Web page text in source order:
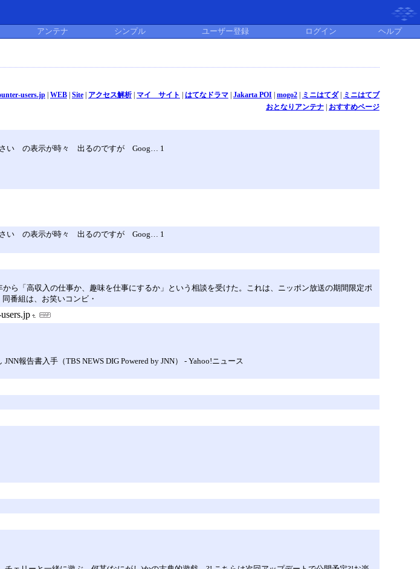
アンテナ シンプル ユーザー登録 ログイン ヘルプ
users.jp| WEB| Site| アクセス解析| マイ サイト はてなドラマ| Jakarta POI| mogo2| ミニはてダ|
ミニはてブ
おとなりアンテナ| おすすめページ
さい の表示が時々 出るのですが Goog… 1
さい の表示が時々 出るのですが Goog… 1
ら「高収入の仕事か、趣味を仕事にするか」という相談を受けた。これは、ニッポン放送の期間限定ポ
番組は、お笑いコンビ・
報告書入手（TBS NEWS DIG Powered by JNN） - Yahoo!ニュース